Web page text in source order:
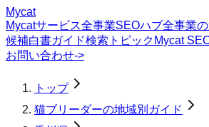
Mycat
Mycatサービス全事業SEOハブ全事業
候補白書ガイド検索トピック Mycat
お問い合わせ->
トップ
猫ブリーダーの地域別ガイド